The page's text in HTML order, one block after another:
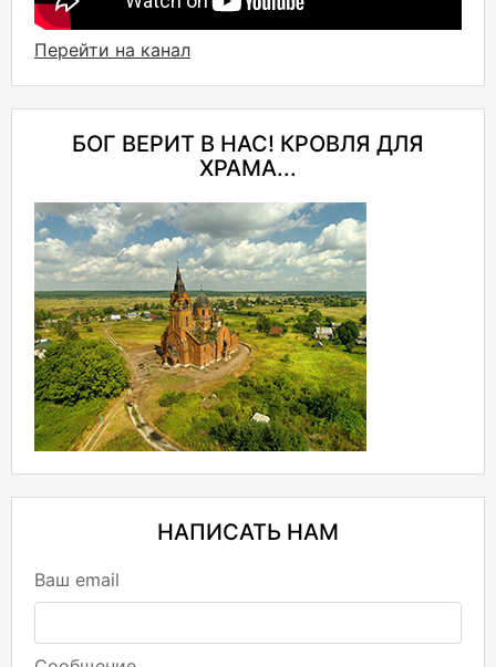
Перейти на канал
БОГ ВЕРИТ В НАС! КРОВЛЯ ДЛЯ
ХРАМА...
НАПИСАТЬ НАМ
Ваш email